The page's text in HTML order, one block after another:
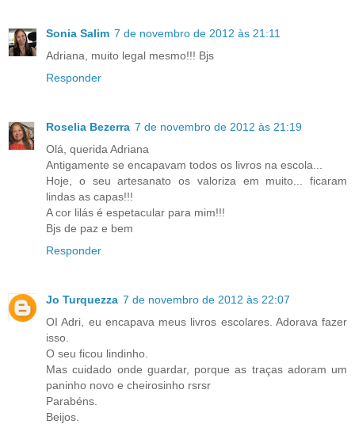
Sonia Salim 7 de novembro de 2012 às 21:11
Adriana, muito legal mesmo!!! Bjs
Responder
Roselia Bezerra 7 de novembro de 2012 às 21:19
Olá, querida Adriana
Antigamente se encapavam todos os livros na escola...
Hoje, o seu artesanato os valoriza em muito... ficaram
lindas as capas!!!
A cor lilás é espetacular para mim!!!
Bjs de paz e bem
Responder
Jo Turquezza 7 de novembro de 2012 às 22:07
OI Adri, eu encapava meus livros escolares. Adorava fazer
isso.
O seu ficou lindinho.
Mas cuidado onde guardar, porque as traças adoram um
paninho novo e cheirosinho rsrsr
Parabéns.
Beijos.